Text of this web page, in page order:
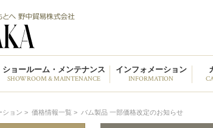
ショールーム・メンテナンス
SHOWROOM & MAINTENANCE
インフォメーション
INFORMATION
ション > 価格情報一覧 > バム製品 一部価格改定のお知らせ